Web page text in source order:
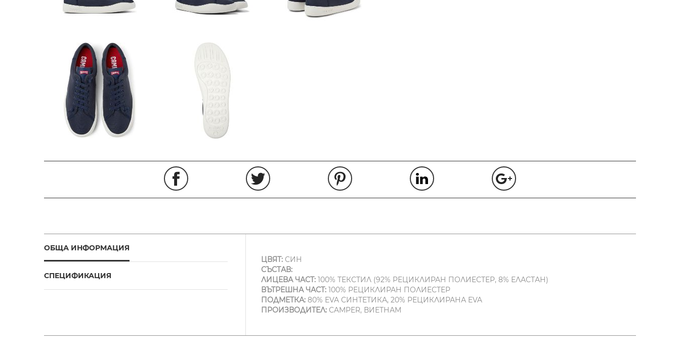
ОБЩА ИНФОРМАЦИЯ
СПЕЦИФИКАЦИЯ
ЦВЯТ:СИН
СЪСТАВ:
ЛИЦЕВА ЧАСТ:100% ТЕКСТИЛ (92% РЕЦИКЛИРАН ПОЛИЕСТЕР, 8% ЕЛАСТАН)
ВЪТРЕШНА ЧАСТ:100% РЕЦИКЛИРАН ПОЛИЕСТЕР
ПОДМЕТКА:80% EVA СИНТЕТИКА, 20% РЕЦИКЛИРАНА EVA
ПРОИЗВОДИТЕЛ:CAMPER, ВИЕТНАМ